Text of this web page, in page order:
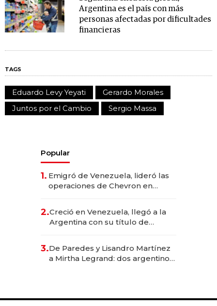
Argentina es el país con más
personas afectadas por dificultades
financieras
TAGS
Eduardo Levy Yeyati
Gerardo Morales
Juntos por el Cambio
Sergio Massa
Popular
1. Emigró de Venezuela, lideró las
operaciones de Chevron en
2.Creció en Venezuela, llegó a la
Argentina con su título de
las marcas "fast premium"
3.De Paredes y Lisandro Martínez
a Mirtha Legrand: dos argentinos